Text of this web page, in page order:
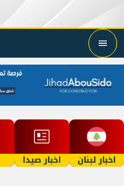
اخبار لبنان اخبار صيدا